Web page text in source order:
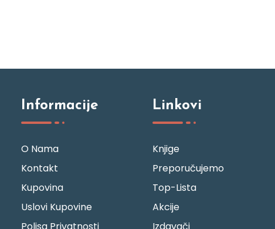
Informacije
O Nama
Kontakt
Kupovina
Uslovi Kupovine
Linkovi
Knjige
Preporučujemo
Top-Lista
Akcije